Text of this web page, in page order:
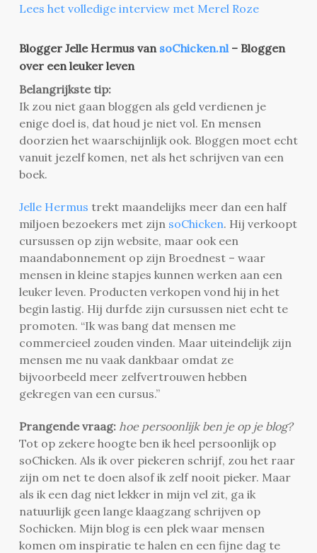
Lees het volledige interview met Merel Roze
Blogger Jelle Hermus van soChicken.nl– Bloggen
over een leuker leven
Belangrijkste tip:
Ik zou niet gaan bloggen als geld verdienen je
enige doel is, dat houd je niet vol. En mensen
doorzien het waarschijnlijk ook. Bloggen moet echt
vanuit jezelf komen, net als het schrijven van een
boek.
Jelle Hermus trekt maandelijks meer dan een half
miljoen bezoekers met zijn soChicken. Hij verkoopt
cursussen op zijn website, maar ook een
maandabonnement op zijn Broednest – waar
mensen in kleine stapjes kunnen werken aan een
leuker leven. Producten verkopen vond hij in het
begin lastig. Hij durfde zijn cursussen niet echt te
promoten. “Ik was bang dat mensen me
commercieel zouden vinden. Maar uiteindelijk zijn
mensen me nu vaak dankbaar omdat ze
bijvoorbeeld meer zelfvertrouwen hebben
gekregen van een cursus.”
Prangende vraag: hoe persoonlijk ben je op je blog?
Tot op zekere hoogte ben ik heel persoonlijk op
soChicken. Als ik over piekeren schrijf, zou het raar
zijn om net te doen alsof ik zelf nooit pieker. Maar
als ik een dag niet lekker in mijn vel zit, ga ik
natuurlijk geen lange klaagzang schrijven op
Sochicken. Mijn blog is een plek waar mensen
komen om inspiratie te halen en een fijne dag te